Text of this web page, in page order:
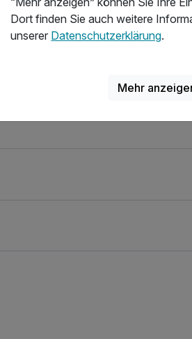
Dort finden Sie auch weitere
unserer Datenschutzerklärung.
Mehr